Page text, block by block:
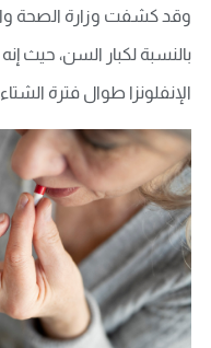
وقد كشفت وزارة الصحة
الإنفلونزا طوال فترة